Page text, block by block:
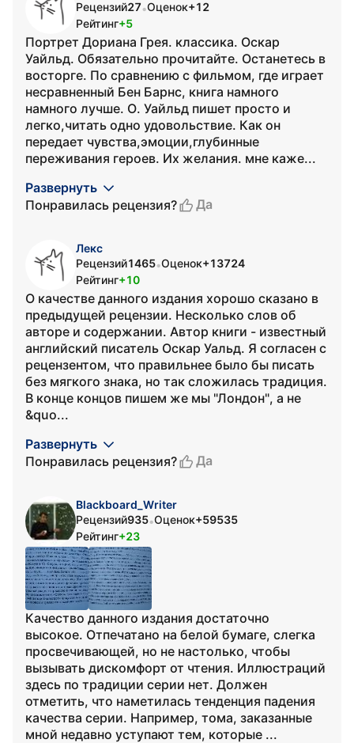
Рецензий27•Оценок+12
Рейтинг+5
Портрет Дориана Грея. классика. Оскар
Уайльд. Обязательно прочитайте. Останетесь в
восторге. По сравнению с фильмом, где играет
несравненный Бен Барнс, книга намного
намного лучше. О. Уайльд пишет просто и
легко,читать одно удовольствие. Как он
передает чувства,эмоции,глубинные
переживания героев. Их желания. мне каже...
Развернуть
Понравилась рецензия?
Да
Лекс
Рецензий1465•Оценок+13724
Рейтинг+10
О качестве данного издания хорошо сказано в
предыдущей рецензии. Несколько слов об
авторе и содержании. Автор книги - известный
английский писатель Оскар Уальд. Я согласен с
рецензентом, что правильнее было бы писать
без мягкого знака, но так сложилась традиция.
В конце концов пишем же мы "Лондон", а не
&quo...
Развернуть
Понравилась рецензия?
Да
Blackboard_Writer
Рецензий935•Оценок+59535
Рейтинг+23
Качество данного издания достаточно
высокое. Отпечатано на белой бумаге, слегка
просвечивающей, но не настолько, чтобы
вызывать дискомфорт от чтения. Иллюстраций
здесь по традиции серии нет. Должен
отметить, что наметилась тенденция падения
качества серии. Например, тома, заказанные
мной недавно уступают тем, которые ...